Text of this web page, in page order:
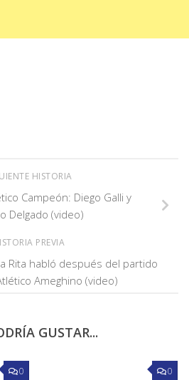
HISTORIA
Campeón: Diego Galli y
Delgado (video)
PREVIA
Rita habló después del partido
Ameghino (video)
GUSTAR...
0 0